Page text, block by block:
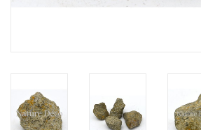
Hoorns & Geweien